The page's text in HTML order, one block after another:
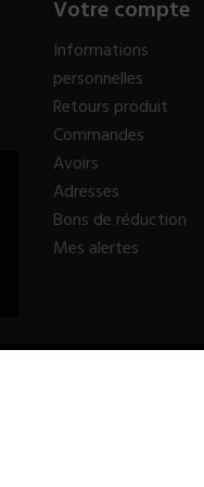
Votre compte
Informations
personnelles
Retours produit
Commandes
Avoirs
Adresses
Bons de réduction
Mes alertes